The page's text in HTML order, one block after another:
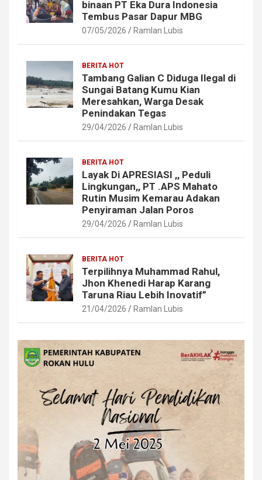
binaan PT Eka Dura Indonesia
Tembus Pasar Dapur MBG
07/05/2026 Ramlan Lubis
BERITA HOT
Tambang Galian C Diduga Ilegal di
Sungai Batang Kumu Kian
Meresahkan, Warga Desak
Penindakan Tegas
29/04/2026 Ramlan Lubis
BERITA HOT
Layak Di APRESIASI ,, Peduli
Lingkungan,, PT .APS Mahato
Rutin Musim Kemarau Adakan
Penyiraman Jalan Poros
29/04/2026 Ramlan Lubis
BERITA HOT
Terpilihnya Muhammad Rahul,
Jhon Khenedi Harap Karang
Taruna Riau Lebih Inovatif”
21/04/2026 Ramlan Lubis